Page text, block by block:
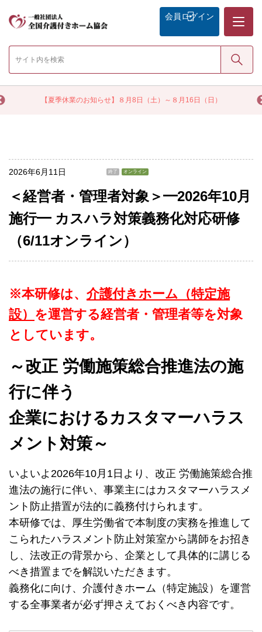
【夏季休業のお知らせ】８月8日（土）～８月16日（日）
会員 ログイン
検索
2026年6月11日 終了 オンライン
＜経営者・管理者対象＞━2026年10月
施行━ カスハラ対策義務化対応研修
（6/11オンライン）
※本研修は、 介護付きホーム（特定施
設） を運営する経営者・管理者等を対象
としています。
～改正 労働施策総合推進法の施
行に伴う
企業におけるカスタマーハラス
メント対策～
いよいよ2026年10月1日より、改正 労働施策総合推
進法の施行に伴い、事業主にはカスタマーハラスメ
ント防止措置が法的に義務付けられます。
本研修では、厚生労働省で本制度の実務を推進して
こられたハラスメント防止対策室から講師をお招き
し、法改正の背景から、企業として具体的に講じる
べき措置までを解説いただきます。
義務化に向け、介護付きホーム（特定施設）を運営
する全事業者が必ず押さえておくべき内容です。